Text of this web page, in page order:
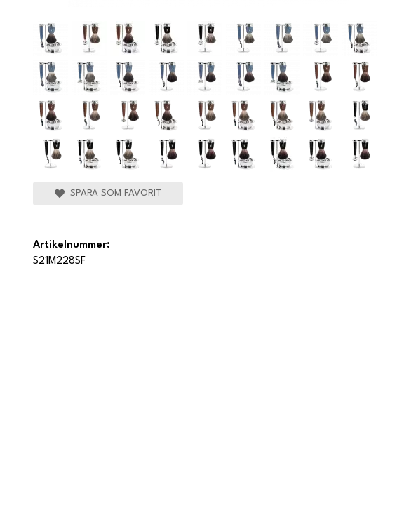
SPARA SOM FAVORIT
Artikelnummer:
S21M228SF